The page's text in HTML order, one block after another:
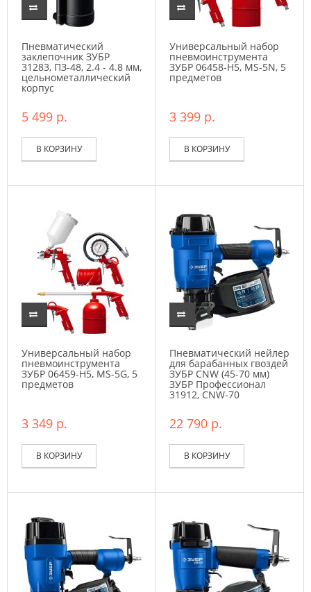
Пневматический
заклепочник ЗУБР
31283, ПЗ-48, 2.4 - 4.8 мм,
цельнометаллический
корпус
5 499 р.
В КОРЗИНУ
Универсальный набор
пневмоинструмента
ЗУБР 06458-H5, MS-5N, 5
предметов
3 399 р.
В КОРЗИНУ
Универсальный набор
пневмоинструмента
ЗУБР 06459-H5, MS-5G, 5
предметов
3 349 р.
В КОРЗИНУ
Пневматический нейлер
для барабанных гвоздей
ЗУБР CNW (45-70 мм)
ЗУБР Профессионал
31912, CNW-70
22 790 р.
В КОРЗИНУ